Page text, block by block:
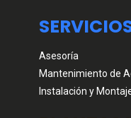
Asesoría
Mantenimiento de
Instalación y